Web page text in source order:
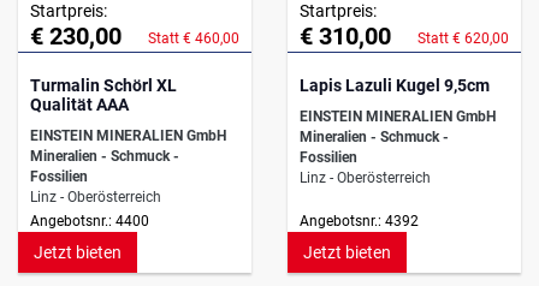
Startpreis:
€ 230,00 Statt € 460,00
Turmalin Schörl XL
Qualität AAA
EINSTEIN MINERALIEN GmbH
Mineralien - Schmuck -
Fossilien
Linz - Oberösterreich
Angebotsnr.: 4400
Jetzt bieten
Startpreis:
€ 310,00 Statt € 620,00
Lapis Lazuli Kugel 9,5cm
EINSTEIN MINERALIEN GmbH
Mineralien - Schmuck -
Fossilien
Linz - Oberösterreich
Angebotsnr.: 4392
Jetzt bieten